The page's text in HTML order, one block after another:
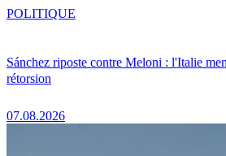
Sánchez riposte contre Meloni : l'Italie
rétorsion
07.08.2026
POLITIQUE